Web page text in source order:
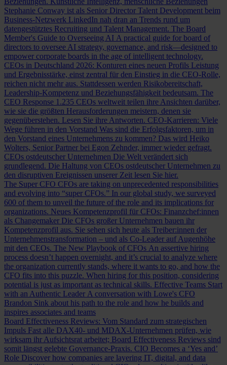
Stephanie Conway ist als Senior Director Talent Development beim
Business-Netzwerk LinkedIn nah dran an Trends rund um
datengestütztes Recruiting und Talent Management. The Board
Member's Guide to Overseeing AI A practical guide for board of
directors to oversee AI strategy, governance, and risk—designed to
empower corporate boards in the age of intelligent technology.
CEOs in Deutschland 2026: Konturen eines neuen Profils Leistung
und Ergebnisstärke, einst zentral für den Einstieg in die CEO-Rolle,
reichen nicht mehr aus. Stattdessen werden Risikobereitschaft,
Leadership-Kompetenz und Beziehungsfähigkeit bedeutsam. The
CEO Response 1.235 CEOs weltweit teilen ihre Ansichten darüber,
wie sie die größten Herausforderungen meistern, denen sie
gegenüberstehen. Lesen Sie ihre Antworten. CEO-Karrieren: Viele
Wege führen in den Vorstand Was sind die Erfolgsfaktoren, um in
den Vorstand eines Unternehmens zu kommen? Das wird Heiko
Wolters, Senior Partner bei Egon Zehnder, immer wieder gefragt.
CEOs ostdeutscher Unternehmen Die Welt verändert sich
grundlegend. Die Haltung von CEOs ostdeutscher Unternehmen zu
den disruptiven Ereignissen unserer Zeit lesen Sie hier.
The Super CFO CFOs are taking on unprecedented responsibilities
and evolving into “super CFOs.” In our global study, we surveyed
600 of them to unveil the future of the role and its implications for
organizations. Neues Kompetenzprofil für CFOs: Finanzchef:innen
als Changemaker Die CFOs großer Unternehmen bauen ihr
Kompetenzprofil aus. Sie sehen sich heute als Treiber:innen der
Unternehmenstransformation – und als Co-Leader auf Augenhöhe
mit den CEOs. The New Playbook of CFOs An assertive hiring
process doesn’t happen overnight, and it’s crucial to analyze where
the organization currently stands, where it wants to go, and how the
CFO fits into this puzzle. When hiring for this position, considering
potential is just as important as technical skills. Effective Teams Start
with an Authentic Leader A conversation with Lowe's CFO
Brandon Sink about his path to the role and how he builds and
inspires associates and teams
Board Effectiveness Reviews: Vom Standard zum strategischen
Impuls Fast alle DAX40- und MDAX-Unternehmen prüfen, wie
wirksam ihr Aufsichtsrat arbeitet; Board Effectiveness Reviews sind
somit längst gelebte Governance-Praxis. CIO Becomes a ‘Yes and’
Role Discover how companies are layering IT, digital, and data